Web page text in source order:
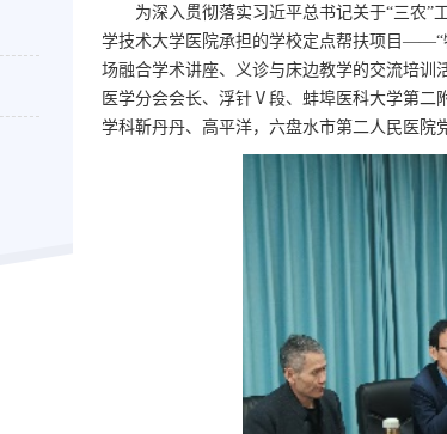
为深入贯彻落实习近平总书记关于“三农”
学技术大学医院承担的学校定点帮扶项目——“
场融合学术讲座、义诊与床边教学的交流培训
医学分会会长、浮针Ⅴ段、蚌埠医科大学第二
学科靳丹丹、高平洋，六盘水市第二人民医院